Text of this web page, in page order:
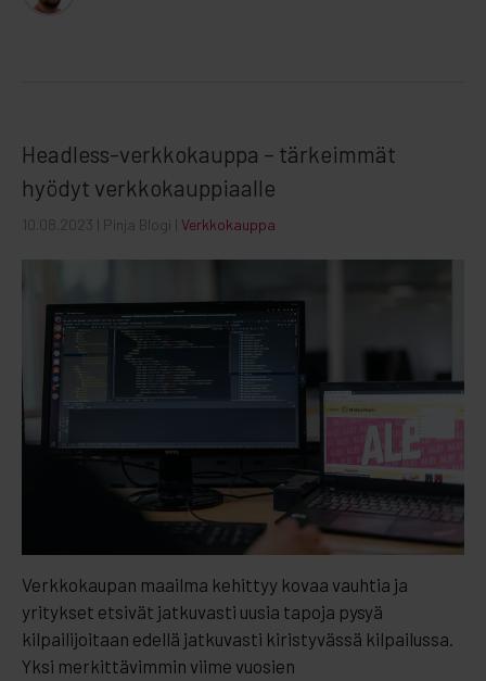
Headless-verkkokauppa – tärkeimmät
hyödyt verkkokauppiaalle
10.08.2023 | Pinja Blogi | Verkkokauppa
Verkkokaupan maailma kehittyy kovaa vauhtia ja
yritykset etsivät jatkuvasti uusia tapoja pysyä
kilpailijoitaan edellä jatkuvasti kiristyvässä kilpailussa.
Yksi merkittävimmin viime vuosien